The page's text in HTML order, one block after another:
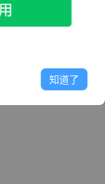
知道了